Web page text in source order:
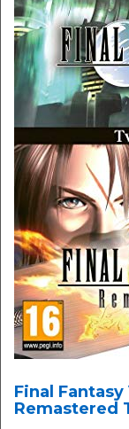
Final Fantasy
Remastered